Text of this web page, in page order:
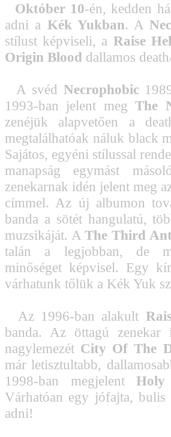
Október 10-én, kedden
adni a Kék Yukban. A
stílust képviseli, a Raise
Origin Blood dallamos
A svéd Necrophobic
1993-ban jelent megThe
zenéjük alapvetően a
megtalálhatóak náluk black
Sajátos, egyéni stílussal
manapság egymást
zenekarnak idén jelent meg
címmel. Az új albumon
banda a sötét hangulatú,
muzsikáját. AThe Third
talán a legjobban, de
minőséget képvisel. Egy
várhatunk tőlük a Kék Yuk
Az 1996-ban alakult
banda. Az öttagú zenekar
nagylemezét City Of The
már letisztultabb,
1998-ban megjelent
Várhatóan egy jófajta,
adni!